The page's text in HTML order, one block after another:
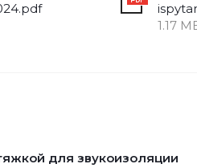
1.17
для звукоизоляции